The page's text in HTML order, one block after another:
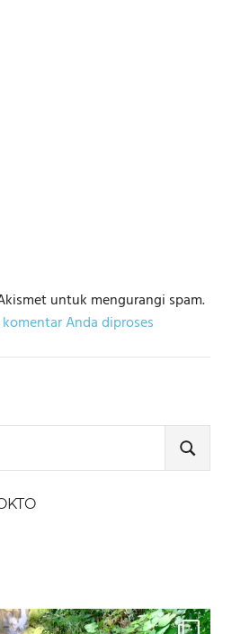
untuk mengurangi spam.
Anda diproses
SEARCH